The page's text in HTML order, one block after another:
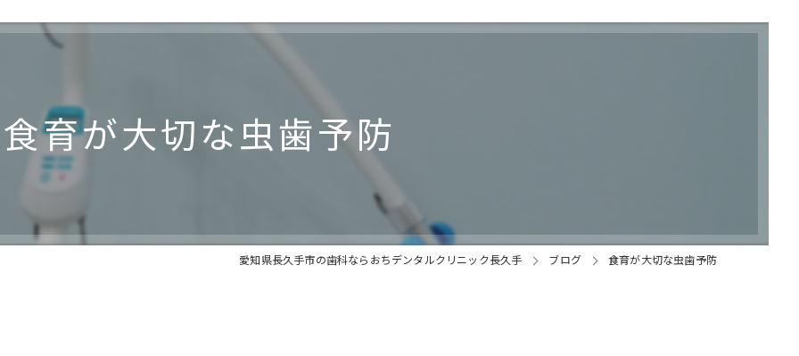
して (インプラント)
食育が大切な虫歯予防
愛知県長久手市の歯科ならおちデンタルクリニック長久手 ブログ 食育が大切な虫歯予防